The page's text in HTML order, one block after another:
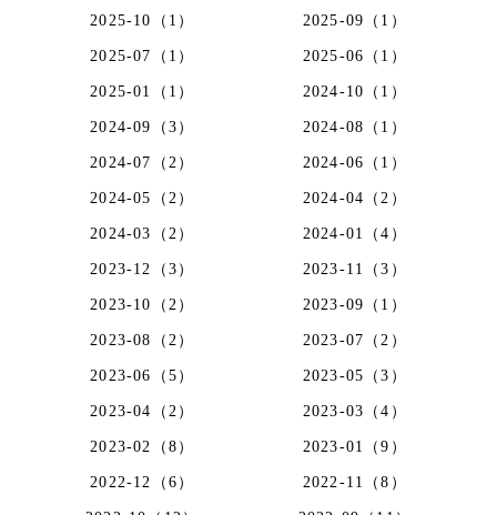
2025-10（1） 2025-09（1）
2025-07（1） 2025-06（1）
2025-01（1） 2024-10（1）
2024-09（3） 2024-08（1）
2024-07（2） 2024-06（1）
2024-05（2） 2024-04（2）
2024-03（2） 2024-01（4）
2023-12（3） 2023-11（3）
2023-10（2） 2023-09（1）
2023-08（2） 2023-07（2）
2023-06（5） 2023-05（3）
2023-04（2） 2023-03（4）
2023-02（8） 2023-01（9）
2022-12（6） 2022-11（8）